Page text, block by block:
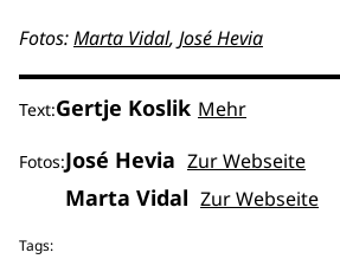
Fotos:Marta Vidal, José Hevia
Text:Gertje Koslik Mehr
Fotos:José Hevia Zur Webseite
Marta Vidal Zur Webseite
Tags: